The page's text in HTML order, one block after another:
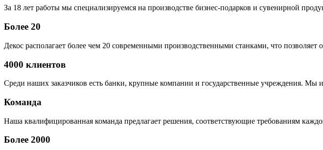
За 18 лет работы мы специализируемся на производстве бизнес-подарков и сувенирной
Более 20
Декос располагает более чем 20 современными производственными станками, что
4000 клиентов
Среди наших заказчиков есть банки, крупные компании и государственные учреждения. Мы
Команда
Наша квалифицированная команда предлагает решения, соответствующие требованиям
Более 2000